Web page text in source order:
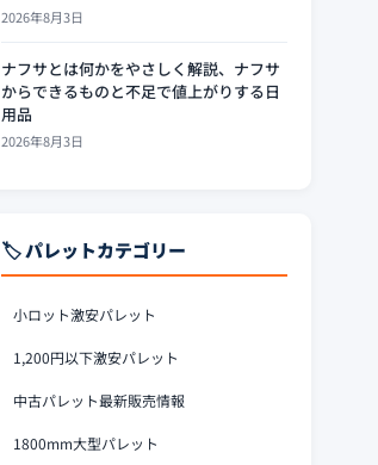
2026年8月3日
ナフサとは何かをやさしく解説、ナフサ
からできるものと不足で値上がりする日
用品
2026年8月3日
🏷️ パレットカテゴリー
小ロット激安パレット
1,200円以下激安パレット
中古パレット最新販売情報
1800mm大型パレット